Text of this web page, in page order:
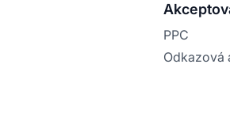
PPC
Odkazová